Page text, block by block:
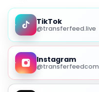
TikTok
@transferfeed.live
Instagram
@transferfeedcom